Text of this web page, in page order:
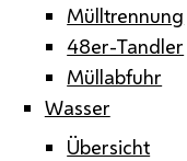
Mülltrennung
48er-Tandler
Müllabfuhr
Wasser
Übersicht